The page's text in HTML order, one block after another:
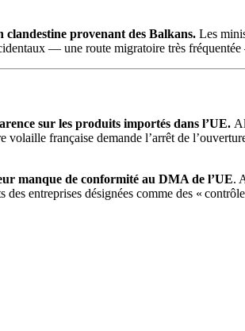
provenant des Balkans. Les
— une route migratoire très
sur les produits importés dans l’UE.
française demande l’arrêt de
manque de conformité au DMA de l’UE.
entreprises désignées comme des «